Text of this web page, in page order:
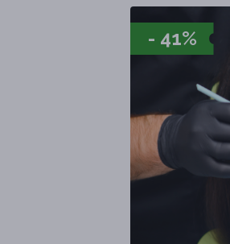
- 41%